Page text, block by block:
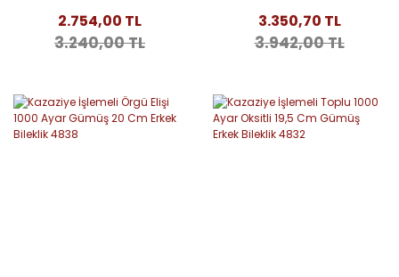
2.754,00 TL
3.240,00 TL
3.350,70 TL
3.942,00 TL